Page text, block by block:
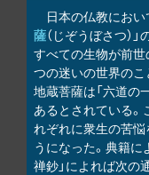
日本の仏教におい
薩（じぞうぼさつ）」
すべての生物が前
つの迷いの世界のこ
地蔵菩薩は「六道の
あるとされている。
れぞれに衆生の苦
うになった。典籍に
禅鈔」によれば次の